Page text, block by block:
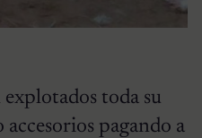
toda su
pagando a